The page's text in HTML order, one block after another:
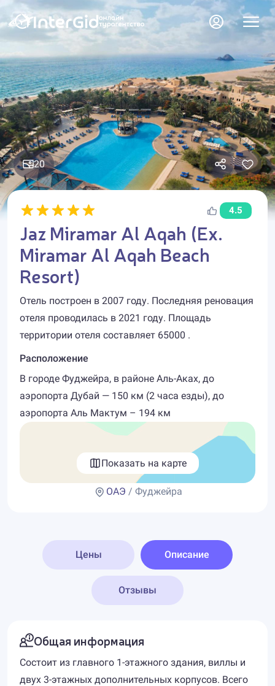
20
4.5
Jaz Miramar Al Aqah (Ex.
Miramar Al Aqah Beach
Resort)
Отель построен в 2007 году. Последняя реновация
отеля проводилась в 2021 году. Площадь
территории отеля составляет 65000 .
Расположение
В городе Фуджейра, в районе Аль-Аках, до
аэропорта Дубай — 150 км (2 часа езды), до
аэропорта Аль Мактум – 194 км
Показать на карте
ОАЭ / Фуджейра
Цены Описание
Отзывы
Общая информация
Состоит из главного 1-этажного здания, виллы и
двух 3-этажных дополнительных корпусов. Всего